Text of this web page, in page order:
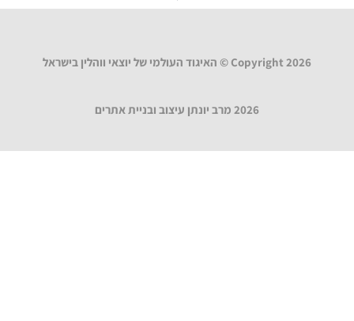
Copyright 2026 © האיגוד העולמי של יוצאי ווהלין בישראל
2026 מרב יונתן עיצוב ובניית אתרים